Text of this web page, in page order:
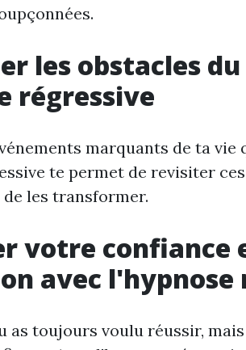
les obstacles du
régressive
marquants de ta
te permet de revisiter
les transformer.
votre confiance
avec l'hypnose
as toujours voulu réussir,